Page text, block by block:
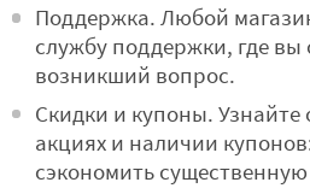
Поддержка. Любой
службу поддержки, где
возникший вопрос.
Скидки и купоны.
акциях и наличии
сэкономить